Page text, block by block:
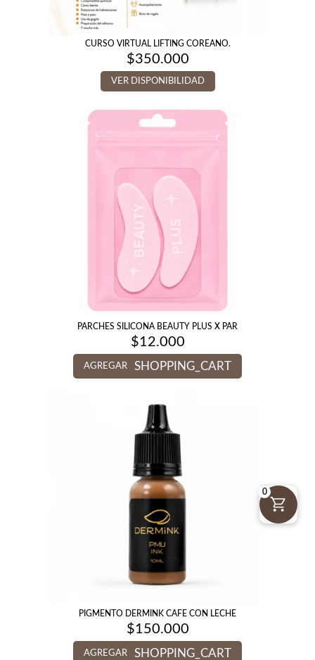
CURSO VIRTUAL LIFTING COREANO.
$350.000
VER DISPONIBILIDAD
PARCHES SILICONA BEAUTY PLUS X PAR
$12.000
AGREGAR SHOPPING_CART
PIGMENTO DERMINK CAFE CON LECHE
$150.000
AGREGAR SHOPPING_CART
0